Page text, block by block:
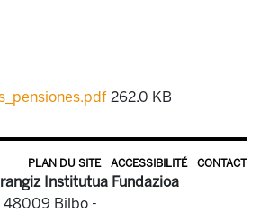
262.0 KB
PLAN DU SITE ACCESSIBILITÉ CONTACT
Institutua Fundazioa
48009 Bilbo -